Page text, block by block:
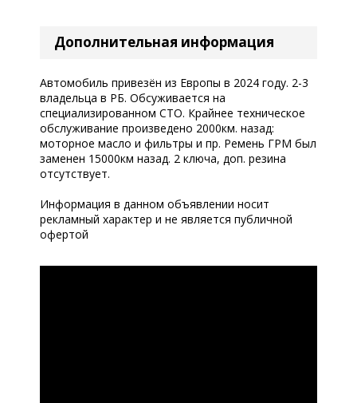
Дополнительная информация
Автомобиль привезён из Европы в 2024 году. 2-3
владельца в РБ. Обсуживается на
специализированном СТО. Крайнее техническое
обслуживание произведено 2000км. назад:
моторное масло и фильтры и пр. Ремень ГРМ был
заменен 15000км назад. 2 ключа, доп. резина
отсутствует.
Информация в данном объявлении носит
рекламный характер и не является публичной
офертой